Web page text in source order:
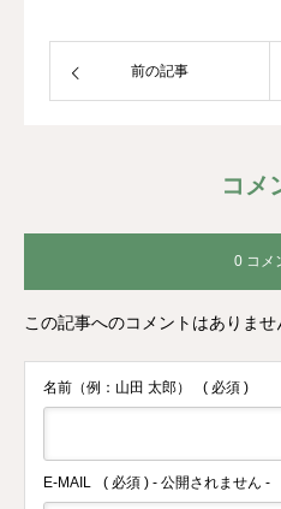
前の記事
コメ
0 コメ
この記事へのコメントはありませ
名前（例：山田 太郎） ( 必須 )
E-MAIL ( 必須 ) - 公開されません -